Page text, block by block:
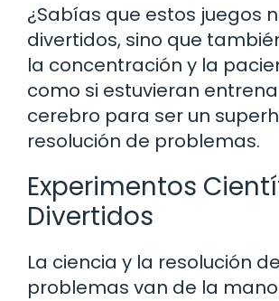
¿Sabías que estos juegos
divertidos, sino que
la concentración y la
como si estuvieran
cerebro para ser un
resolución de problemas.
Experimentos
Divertidos
La ciencia y la resolución de
problemas van de la